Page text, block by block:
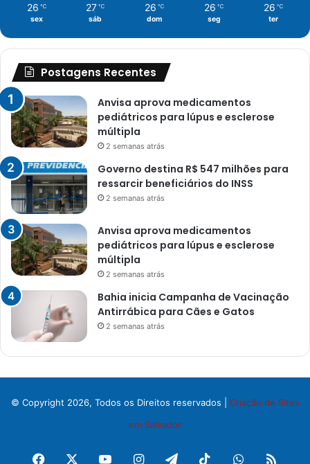
26 ℃
sex
27 ℃
sáb
26 ℃
dom
26 ℃
seg
26 ℃
ter
Postagens Recentes
Anvisa aprova medicamentos
pediátricos para lúpus e esclerose
múltipla
2 semanas atrás
Governo destina R$ 547 milhões para
ressarcir beneficiários do INSS
2 semanas atrás
Anvisa aprova medicamentos
pediátricos para lúpus e esclerose
múltipla
2 semanas atrás
Bahia inicia Campanha de Vacinação
Antirrábica para Cães e Gatos
2 semanas atrás
© Copyright 2026, Todos os Direitos reservados | Criação de Sites
em Salvador
Facebook YouTubeInstagram
TelegramTikTokWhatsApp
RSS